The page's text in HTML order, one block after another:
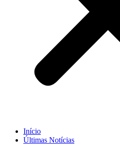
Início
Últimas Notícias